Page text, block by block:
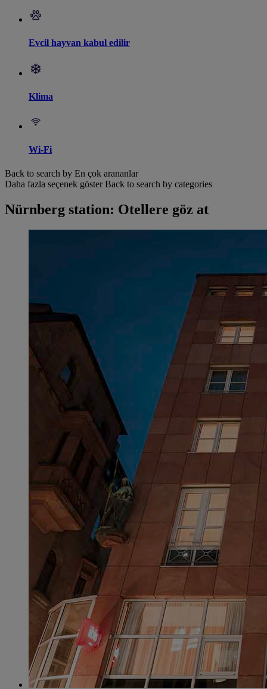
Evcil hayvan kabul edilir
Klima
Wi-Fi
Back to search by En çok arananlar
Daha fazla seçenek göster Back to search by categories
Nürnberg station: Otellere göz at